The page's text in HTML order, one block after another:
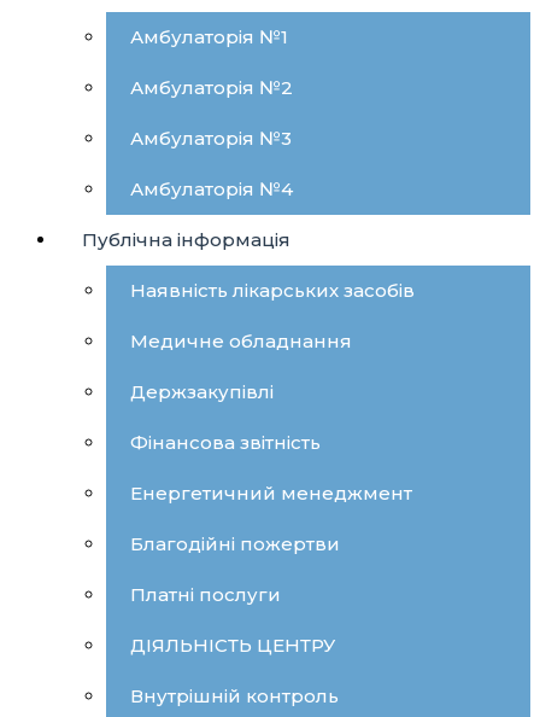
Амбулаторія №1
Амбулаторія №2
Амбулаторія №3
Амбулаторія №4
Публічна інформація
Наявність лікарських засобів
Медичне обладнання
Держзакупівлі
Фінансова звітність
Енергетичний менеджмент
Благодійні пожертви
Платні послуги
ДІЯЛЬНІСТЬ ЦЕНТРУ
Внутрішній контроль